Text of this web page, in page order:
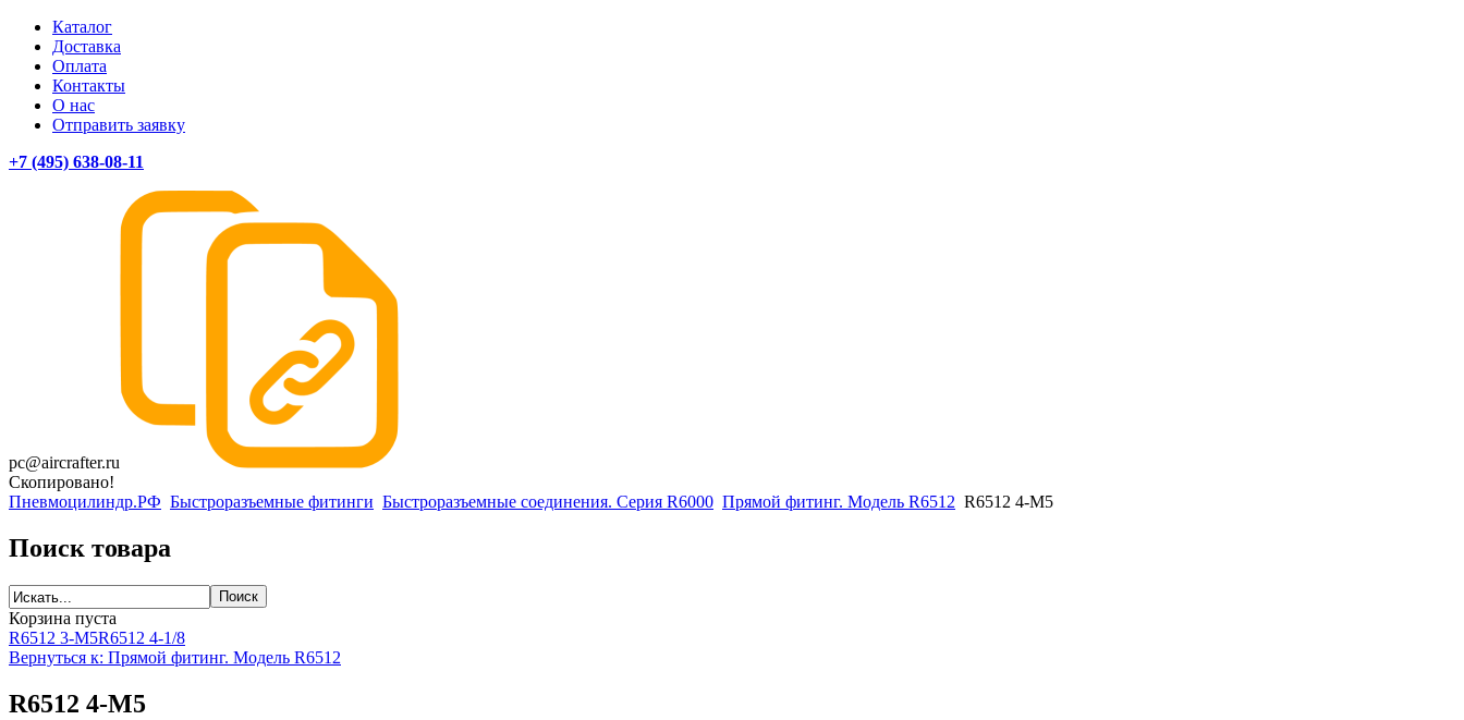
Каталог
Доставка
Оплата
Контакты
О нас
Отправить заявку
+7 (495) 638-08-11
pc@aircrafter.ru
Скопировано!
Пневмоцилиндр.РФ Быстроразъемные фитинги Быстроразъемные соединения. Серия R6000 Прямой фитинг. Модель R6512 R6512 4-M5
Поиск товара
Корзина пуста
R6512 3-M5R6512 4-1/8
Вернуться к: Прямой фитинг. Модель R6512
R6512 4-M5